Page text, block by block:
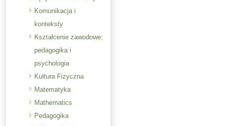
Komunikacja i
konteksty
Kształcenie zawodowe:
pedagogika i
psychologia
Kultura Fizyczna
Matematyka
Mathematics
Pedagogika